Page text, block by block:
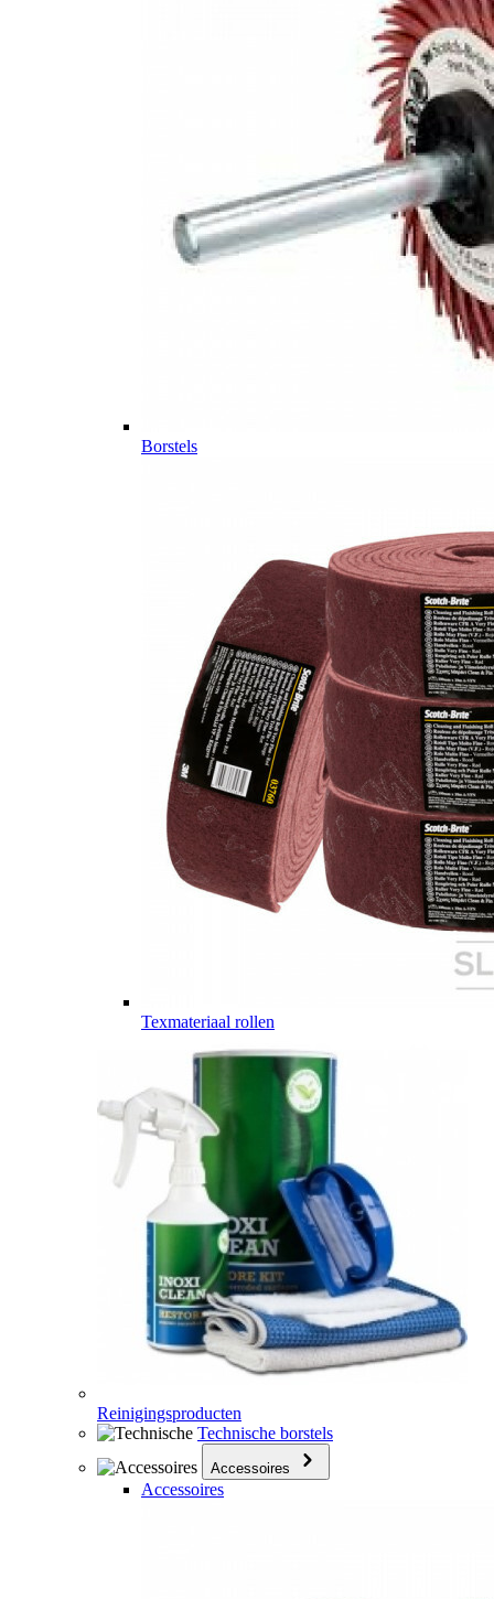
Borstels
Texmateriaal rollen
Reinigingsproducten
Technische borstels
Accessoires
Accessoires